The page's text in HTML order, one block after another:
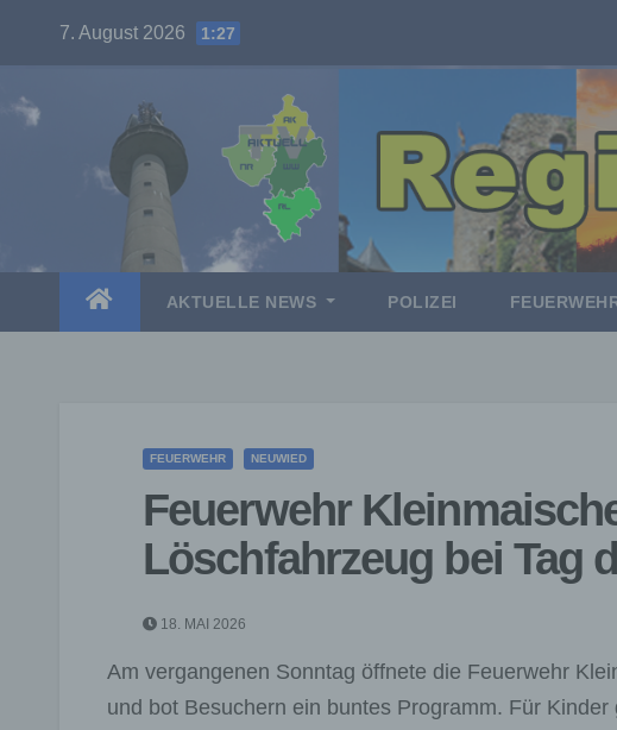
7. August 2026 1:27
AKTUELLE NEWS POLIZEI
FEUERWEHR NEUWIED
Feuerwehr
Löschfahrzeug bei Tag
18. MAI 2026
Am vergangenen Sonntag öffnete die Feuerwehr
und bot Besuchern ein buntes Programm. Für